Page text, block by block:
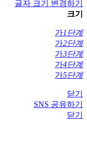
글자 크기 변경하기
크기
가1단계
가2단계
가3단계
가4단계
가5단계
닫기
SNS 공유하기
닫기